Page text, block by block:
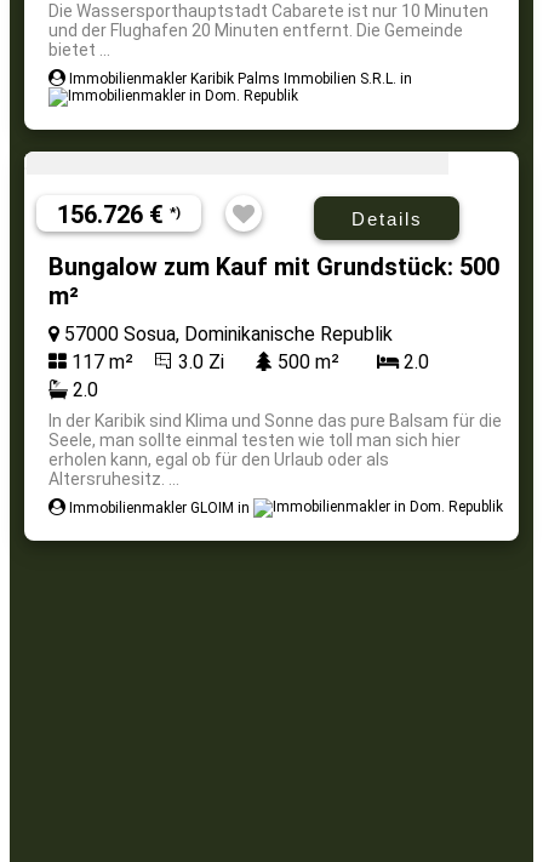
Die Wassersporthauptstadt Cabarete ist nur 10 Minuten
und der Flughafen 20 Minuten entfernt. Die Gemeinde
bietet ...
Immobilienmakler Karibik Palms Immobilien S.R.L. in
156.726 € *) Details
Bungalow zum Kauf mit Grundstück: 500
m²
57000 Sosua, Dominikanische Republik
117 m²
3.0 Zi 500 m²
2.0
2.0
In der Karibik sind Klima und Sonne das pure Balsam für die
Seele, man sollte einmal testen wie toll man sich hier
erholen kann, egal ob für den Urlaub oder als
Altersruhesitz. ...
Immobilienmakler GLOIM in